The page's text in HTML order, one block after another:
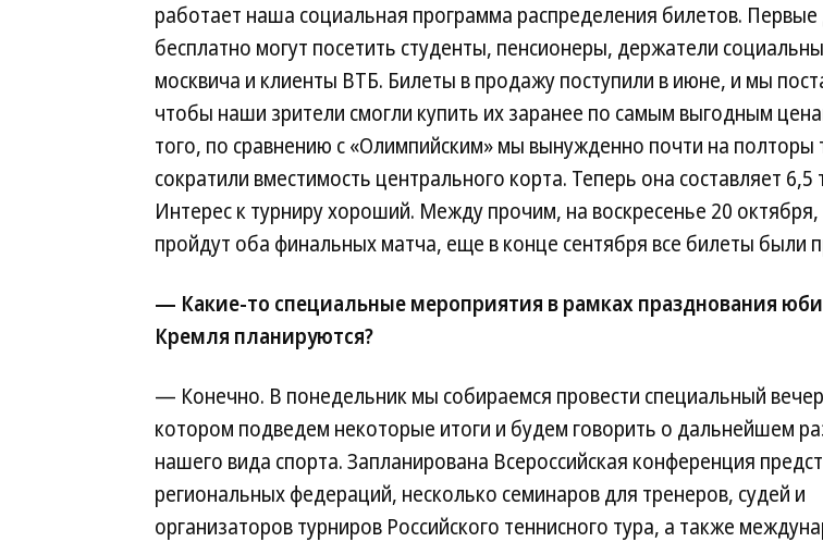
работает наша социальная программа распределения билетов. Первые
бесплатно могут посетить студенты, пенсионеры, держатели
москвича и клиенты ВТБ. Билеты в продажу поступили в июне, и мы
чтобы наши зрители смогли купить их заранее по самым выгодным
того, по сравнению с «Олимпийским» мы вынужденно почти на полторы
сократили вместимость центрального корта. Теперь она составляет 6,5
Интерес к турниру хороший. Между прочим, на воскресенье 20 октября,
пройдут оба финальных матча, еще в конце сентября все билеты были
— Какие-то специальные мероприятия в рамках празднования
Кремля планируются?
— Конечно. В понедельник мы собираемся провести специальный
котором подведем некоторые итоги и будем говорить о дальнейшем
нашего вида спорта. Запланирована Всероссийская конференция
региональных федераций, несколько семинаров для тренеров, судей и
организаторов турниров Российского теннисного тура, а также